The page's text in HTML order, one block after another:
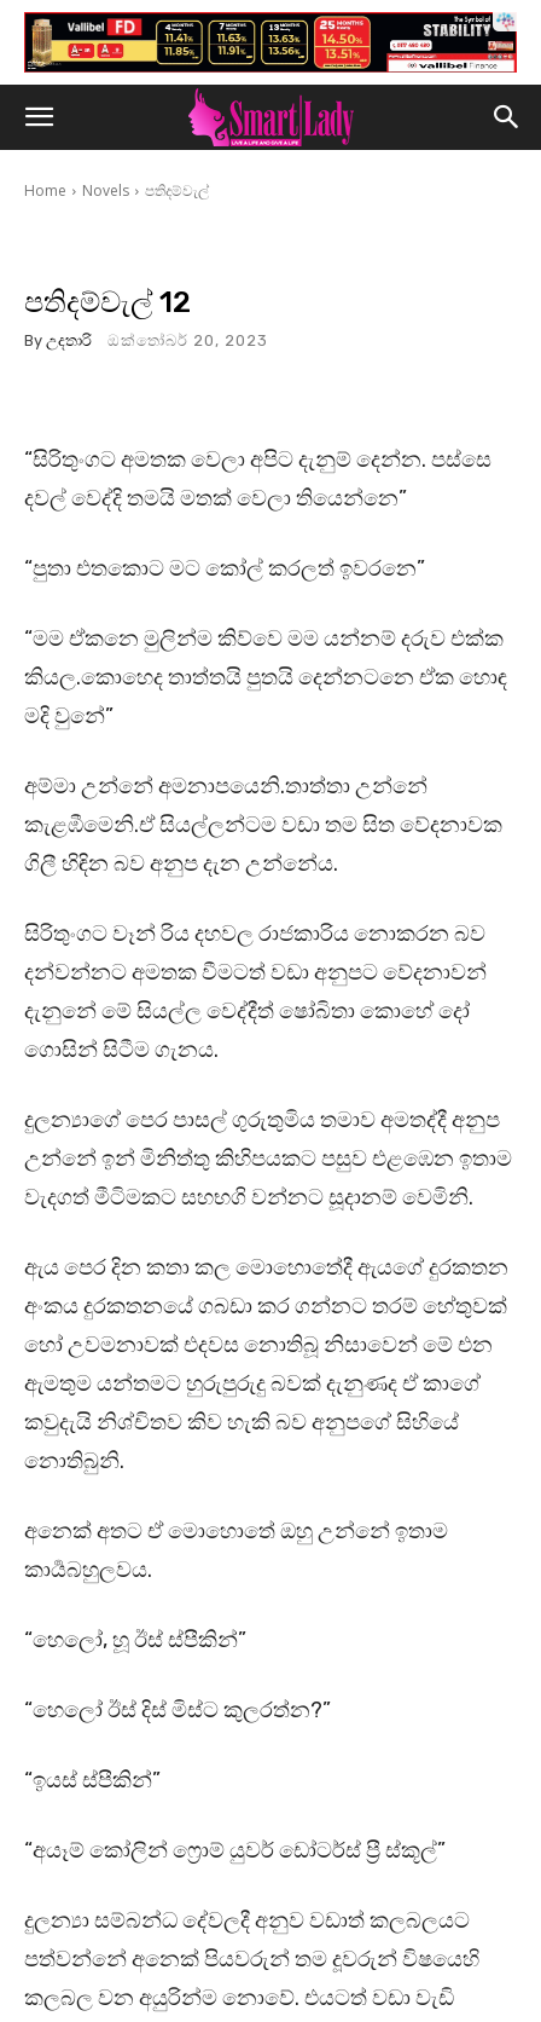
Home Novels පතිදම්වැල්
පතිදම්වැල් 12
By උදතාරි ඔක්තෝබර් 20, 2023
“සිරිතුංගට අමතක වෙලා අපිට දැනුම් දෙන්න. පස්සෙ
දවල් වෙද්දි තමයි මතක් වෙලා තියෙන්නෙ”
“පුතා එතකොට මට කෝල් කරලත් ඉවරනෙ”
“මම ඒකනෙ මුලින්ම කිව්වෙ මම යන්නම් දරුව එක්ක
කියල.කොහෙද තාත්තයි පුතයි දෙන්නටනෙ ඒක හොඳ
මදි වුනේ”
අම්මා උන්නේ අමනාපයෙනි.තාත්තා උන්නේ
කැළඹීමෙනි.ඒ සියල්ලන්ටම වඩා තම සිත වේදනාවක
ගිලී හිඳින බව අනුප දැන උන්නේය.
සිරිතුංගට වෑන් රිය දහවල රාජකාරිය නොකරන බව
දන්වන්නට අමතක වීමටත් වඩා අනුපට වේදනාවන්
දැනුනේ මේ සියල්ල වෙද්දීත් ෂෝබිතා කොහේ දෝ
ගොසින් සිටීම ගැනය.
දුලන්‍යාගේ පෙර පාසල් ගුරුතුමිය තමාව අමතද්දී අනුප
උන්නේ ඉන් මිනිත්තු කිහිපයකට පසුව එළඹෙන ඉතාම
වැදගත් මීටිමකට සහභගි වන්නට සූදානම් වෙමිනි.
ඇය පෙර දින කතා කල මොහොතේදී ඇයගේ දුරකතන
අංකය දුරකතනයේ ගබඩා කර ගන්නට තරම් හේතුවක්
හෝ උවමනාවක් එදවස නොතිබූ නිසාවෙන් මේ එන
ඇමතුම යන්තමට හුරුපුරුදු බවක් දැනුණද ඒ කාගේ
කවුදැයි නිශ්චිතව කිව හැකි බව අනුපගේ සිහියේ
නොතිබුනි.
අනෙක් අතට ඒ මොහොතේ ඔහු උන්නේ ඉතාම
කාර්‍යබහුලවය.
“හෙලෝ, හූ ඊස් ස්පීකින්”
“හෙලෝ ඊස් දිස් මිස්ට කුලරත්න?”
“ඉයස් ස්පීකින්”
“අයෑම් කෝලින් ෆ්‍රොම් යුවර් ඩෝටර්ස් ප්‍රී ස්කූල්”
දුලන්‍යා සම්බන්ධ දේවලදී අනුව වඩාත් කලබලයට
පත්වන්නේ අනෙක් පියවරුන් තම දූවරුන් විෂයෙහි
කලබල වන අයුරින්ම නොවේ. එයටත් වඩා වැඩි